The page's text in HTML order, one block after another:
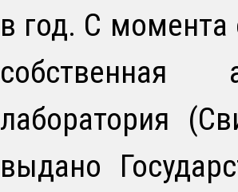
в год. С момента
собственная
лаборатория
выдано